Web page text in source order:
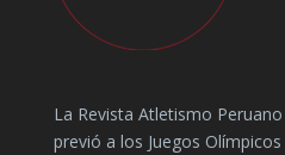
La Revista Atletismo
previó a los Juegos